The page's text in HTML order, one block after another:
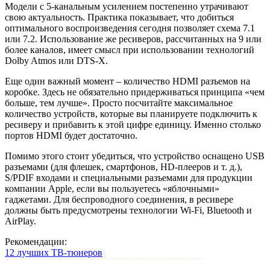
Модели с 5-канальным усилением постепенно утрачивают
свою актуальность. Практика показывает, что добиться
оптимального воспроизведения сегодня позволяет схема 7.1
или 7.2. Использование же ресиверов, рассчитанных на 9 или
более каналов, имеет смысл при использовании технологий
Dolby Atmos или DTS-X.
Еще один важный момент – количество HDMI разъемов на
коробке. Здесь не обязательно придерживаться принципа «чем
больше, тем лучше». Просто посчитайте максимальное
количество устройств, которые вы планируете подключить к
ресиверу и прибавить к этой цифре единицу. Именно столько
портов HDMI будет достаточно.
Помимо этого стоит убедиться, что устройство оснащено USB
разъемами (для флешек, смартфонов, HD-плееров и т. д.),
S/PDIF входами и специальными разъемами для продукции
компании Apple, если вы пользуетесь «яблочными»
гаджетами. Для беспроводного соединения, в ресивере
должны быть предусмотрены технологии Wi-Fi, Bluetooth и
AirPlay.
Рекомендации:
12 лучших ТВ-тюнеров